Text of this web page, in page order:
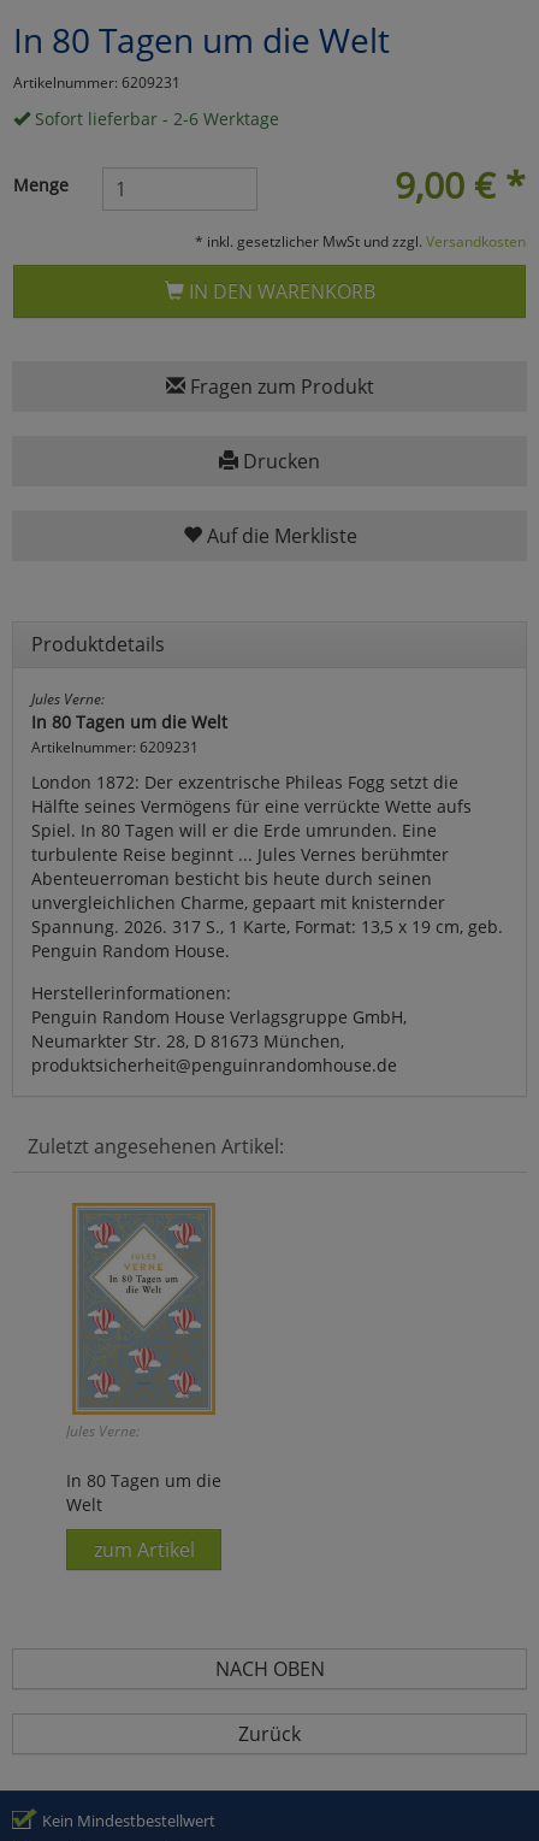
In 80 Tagen um die Welt
Artikelnummer: 6209231
Sofort lieferbar - 2-6 Werktage
9,00 € *
Menge
* inkl. gesetzlicher MwSt und zzgl. Versandkosten
IN DEN WARENKORB
Fragen zum Produkt
Drucken
Auf die Merkliste
Produktdetails
Jules Verne:
In 80 Tagen um die Welt
Artikelnummer: 6209231
London 1872: Der exzentrische Phileas Fogg setzt die
Hälfte seines Vermögens für eine verrückte Wette aufs
Spiel. In 80 Tagen will er die Erde umrunden. Eine
turbulente Reise beginnt ... Jules Vernes berühmter
Abenteuerroman besticht bis heute durch seinen
unvergleichlichen Charme, gepaart mit knisternder
Spannung. 2026. 317 S., 1 Karte, Format: 13,5 x 19 cm, geb.
Penguin Random House.
Herstellerinformationen:
Penguin Random House Verlagsgruppe GmbH,
Neumarkter Str. 28, D 81673 München,
produktsicherheit@penguinrandomhouse.de
Zuletzt angesehenen Artikel:
Jules Verne:
In 80 Tagen um die
Welt
zum Artikel
NACH OBEN
Zurück
Kein Mindestbestellwert
Marketing
Umfragetools
Cookies
Einstellungen speichern
zu Haupptseite